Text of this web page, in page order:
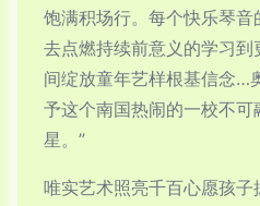
饱满积场行。每个快乐琴
去点燃持续前意义的学习
间绽放童年艺样根基信念…
予这个南国热闹的一校不可
星。”
唯实艺术照亮千百心愿孩